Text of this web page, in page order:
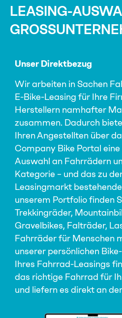
LEASING-
Unser Direktbezug
Wir arbeiten in Sachen
E-Bike-Leasing für Ihre
Herstellern namhafter
zusammen. Dadurch
Ihren Angestellten über
Company Bike Portal
Auswahl an Fahrrädern
Kategorie – und das zu
Leasingmarkt
unserem Portfolio finden
Trekkingräder,
Gravelbikes, Falträder,
Fahrräder für Menschen
unserer persönlichen
Ihres Fahrrad-Leasings
das richtige Fahrrad für
und liefern es direkt an